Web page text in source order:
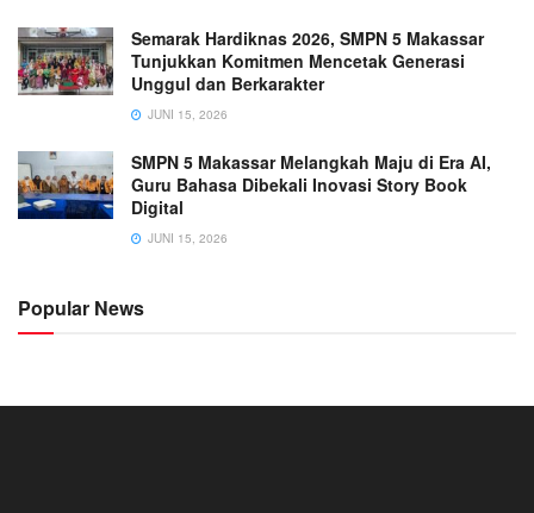
Semarak Hardiknas 2026, SMPN 5 Makassar
Tunjukkan Komitmen Mencetak Generasi
Unggul dan Berkarakter
JUNI 15, 2026
SMPN 5 Makassar Melangkah Maju di Era AI,
Guru Bahasa Dibekali Inovasi Story Book
Digital
JUNI 15, 2026
Popular News